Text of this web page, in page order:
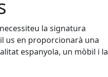
la signatura
us en proporcionarà una
espanyola, un mòbil i la